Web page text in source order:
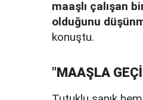
maaşlı çalışan
olduğunu
konuştu.
"MAAŞLA